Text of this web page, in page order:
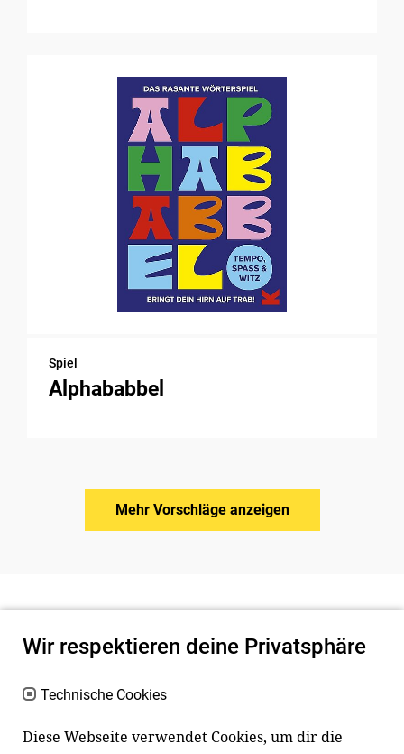
Spiel
Alphababbel
Mehr Vorschläge anzeigen
Wir respektieren deine Privatsphäre
Technische Cookies
Diese Webseite verwendet Cookies, um dir die